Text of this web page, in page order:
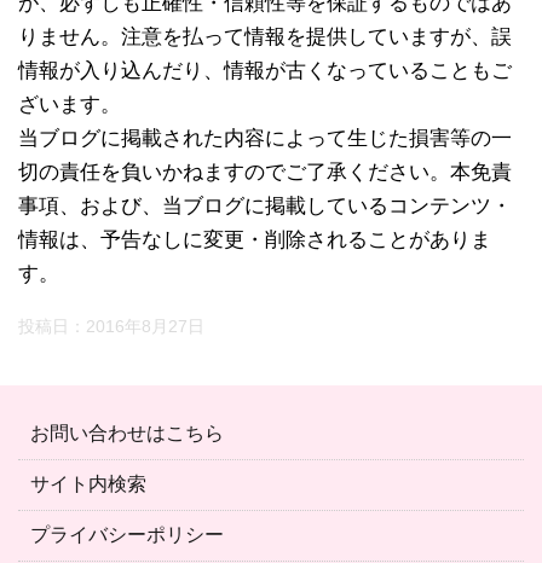
りません。注意を払って情報を提供していますが、誤
情報が入り込んだり、情報が古くなっていることもご
ざいます。
当ブログに掲載された内容によって生じた損害等の一
切の責任を負いかねますのでご了承ください。本免責
事項、および、当ブログに掲載しているコンテンツ・
情報は、予告なしに変更・削除されることがありま
す。
投稿日： 2016年8月27日
お問い合わせはこちら
サイト内検索
プライバシーポリシー